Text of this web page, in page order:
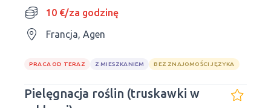
10 €/za godzinę
Francja, Agen
PRACA OD TERAZ Z MIESZKANIEM BEZ ZNAJOMOŚCI JĘZYKA
Pielęgnacja roślin (truskawki w